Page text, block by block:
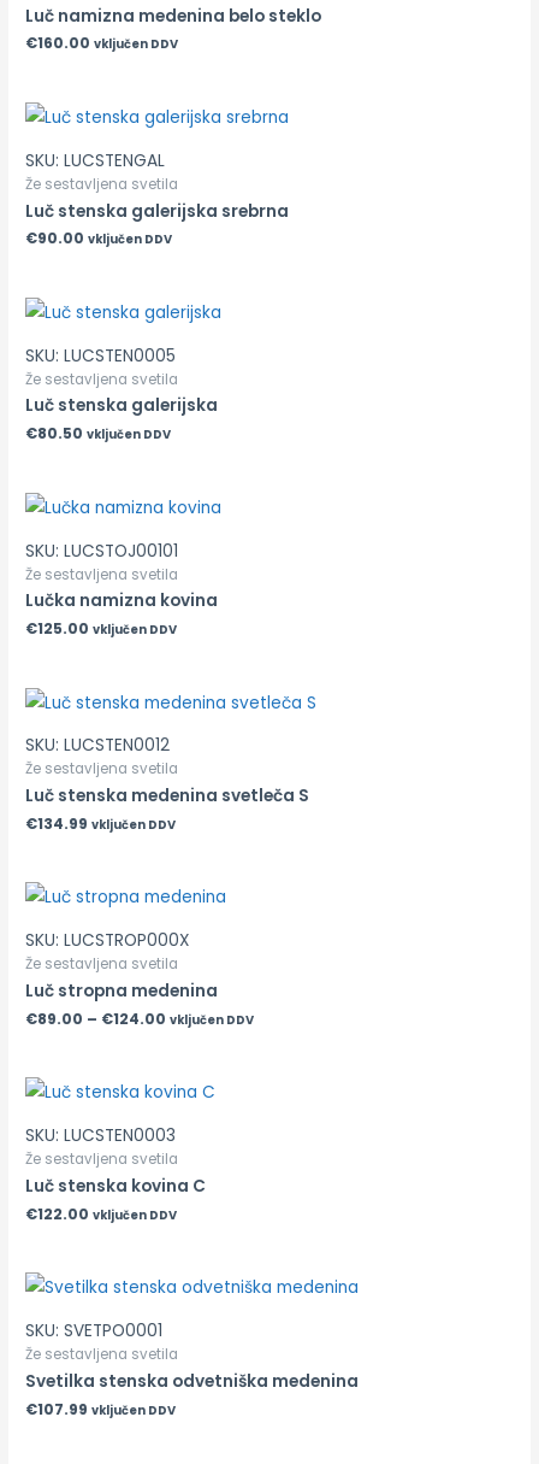
Luč namizna medenina belo steklo
€160.00 vključen DDV
SKU: LUCSTENGAL
Že sestavljena svetila
Luč stenska galerijska srebrna
€90.00 vključen DDV
SKU: LUCSTEN0005
Že sestavljena svetila
Luč stenska galerijska
€80.50 vključen DDV
SKU: LUCSTOJ00101
Že sestavljena svetila
Lučka namizna kovina
€125.00 vključen DDV
SKU: LUCSTEN0012
Že sestavljena svetila
Luč stenska medenina svetleča S
€134.99 vključen DDV
SKU: LUCSTROP000X
Že sestavljena svetila
Luč stropna medenina
€89.00 – €124.00 vključen DDV
SKU: LUCSTEN0003
Že sestavljena svetila
Luč stenska kovina C
€122.00 vključen DDV
SKU: SVETPO0001
Že sestavljena svetila
Svetilka stenska odvetniška medenina
€107.99 vključen DDV